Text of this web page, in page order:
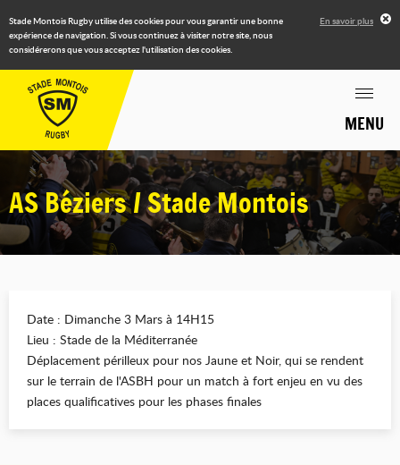
Stade Montois Rugby utilise des cookies pour vous garantir une bonne
expérience de navigation. Si vous continuez à visiter notre site, nous
considérerons que vous acceptez l'utilisation des cookies.
En savoir plus
MENU
AS Béziers / Stade Montois
Date : Dimanche 3 Mars à 14H15
Lieu : Stade de la Méditerranée
Déplacement périlleux pour nos Jaune et Noir, qui se rendent
sur le terrain de l'ASBH pour un match à fort enjeu en vu des
places qualificatives pour les phases finales